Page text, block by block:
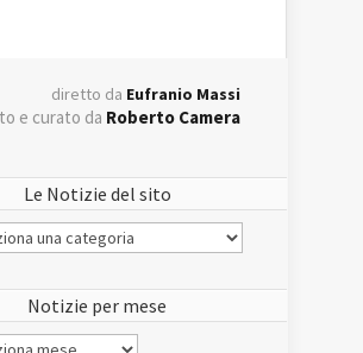
diretto da Eufranio Massi
e curato da Roberto Camera
Le Notizie del sito
Notizie per mese